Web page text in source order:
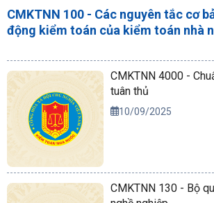
CMKTNN 100 - Các nguyên tắc cơ
động kiểm toán của kiểm toán nhà
CMKTNN 4000 -
tuân thủ
10/09/2025
CMKTNN 130 - Bộ